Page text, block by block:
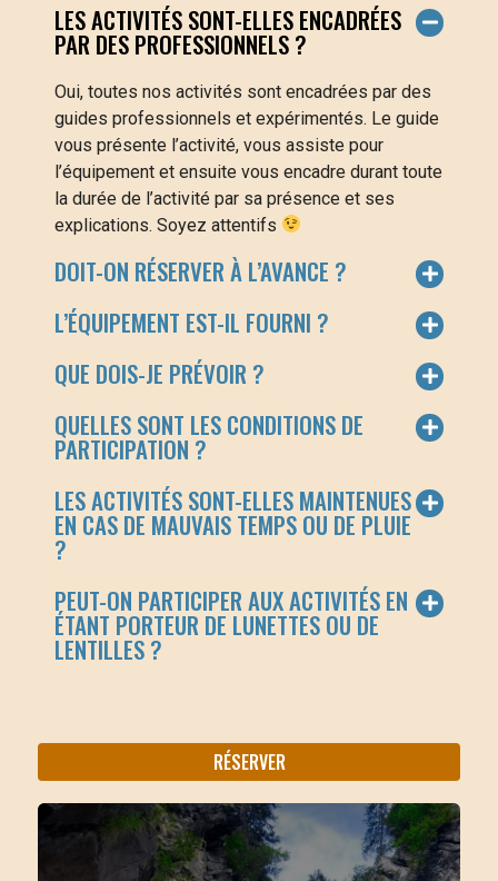
LES ACTIVITÉS SONT-ELLES ENCADRÉES
PAR DES PROFESSIONNELS ?
Oui, toutes nos activités sont encadrées par des
guides professionnels et expérimentés. Le guide
vous présente l’activité, vous assiste pour
l’équipement et ensuite vous encadre durant toute
la durée de l’activité par sa présence et ses
explications. Soyez attentifs
DOIT-ON RÉSERVER À L’AVANCE ?
L’ÉQUIPEMENT EST-IL FOURNI ?
QUE DOIS-JE PRÉVOIR ?
QUELLES SONT LES CONDITIONS DE
PARTICIPATION ?
LES ACTIVITÉS SONT-ELLES MAINTENUES
EN CAS DE MAUVAIS TEMPS OU DE PLUIE
?
PEUT-ON PARTICIPER AUX ACTIVITÉS EN
ÉTANT PORTEUR DE LUNETTES OU DE
LENTILLES ?
RÉSERVER